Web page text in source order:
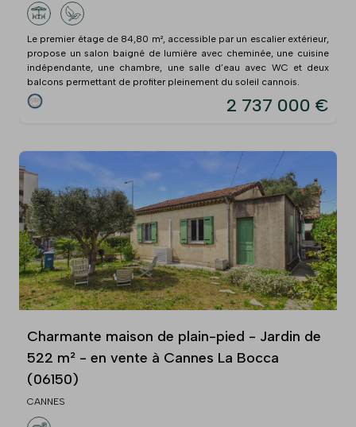
Le premier étage de 84,80 m², accessible par un escalier extérieur,
propose un salon baigné de lumière avec cheminée, une cuisine
indépendante, une chambre, une salle d’eau avec WC et deux
balcons permettant de profiter pleinement du soleil cannois.
2 737 000 €
Charmante maison de plain-pied - Jardin de
522 m² - en vente à Cannes La Bocca
(06150)
CANNES